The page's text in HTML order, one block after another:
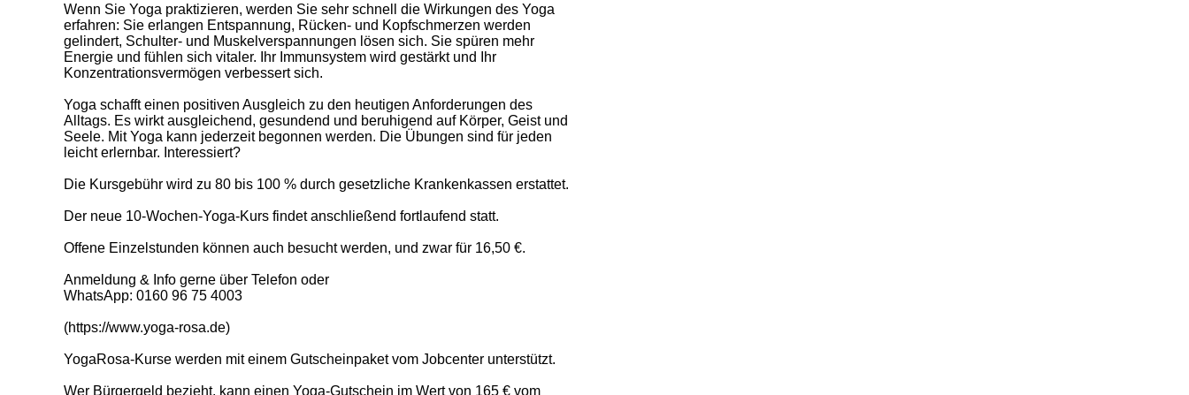
Wenn Sie Yoga praktizieren, werden Sie sehr schnell die Wirkungen des Yoga
erfahren: Sie erlangen Entspannung, Rücken- und Kopfschmerzen werden
gelindert, Schulter- und Muskelverspannungen lösen sich. Sie spüren mehr
Energie und fühlen sich vitaler. Ihr Immunsystem wird gestärkt und Ihr
Konzentrationsvermögen verbessert sich.
Yoga schafft einen positiven Ausgleich zu den heutigen Anforderungen des
Alltags. Es wirkt ausgleichend, gesundend und beruhigend auf Körper, Geist und
Seele. Mit Yoga kann jederzeit begonnen werden. Die Übungen sind für jeden
leicht erlernbar. Interessiert?
Die Kursgebühr wird zu 80 bis 100 % durch gesetzliche Krankenkassen erstattet.
Der neue 10-Wochen-Yoga-Kurs findet anschließend fortlaufend statt.
Offene Einzelstunden können auch besucht werden, und zwar für 16,50 €.
Anmeldung & Info gerne über Telefon oder
WhatsApp: 0160 96 75 4003
(https://www.yoga-rosa.de)
YogaRosa-Kurse werden mit einem Gutscheinpaket vom Jobcenter unterstützt.
Wer Bürgergeld bezieht, kann einen Yoga-Gutschein im Wert von 165 € vom